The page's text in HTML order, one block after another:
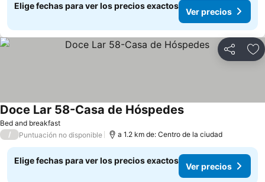
Elige fechas para ver los precios exactos
Ver precios
Compartir
Bed and breakfast
Doce Lar 58-Casa de Hóspedes
/ Puntuación no disponible a 1.2 km de: Centro de la ciudad
Elige fechas para ver los precios exactos
Ver precios